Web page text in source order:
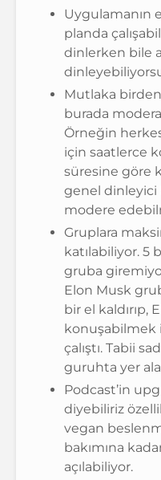
Uygulamanın
planda
dinlerken bile
Mutlaka
burada
Örneğin
için saatlerce
süresine göre
genel dinleyici
modere
Gruplara
katılabiliyor. 5
gruba
Elon Musk
bir el kaldırıp,
konuşabilmek
çalıştı. Tabii
guruhta yer
Podcast’in
diyebiliriz
vegan
bakımına
açılabiliyor.